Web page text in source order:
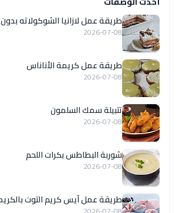
طريقة عمل لازانيا الشوكولاته
2026-07-08
طريقة عمل كريمة الأناناس
2026-07-08
تتبيلة سمك السلمون
2026-07-08
شوربة البطاطس بكرات اللحم
2026-07-08
طريقة عمل آيس كريم التوت